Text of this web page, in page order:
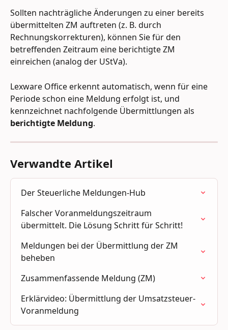
Sollten nachträgliche Änderungen zu einer bereits
übermittelten ZM auftreten (z. B. durch
Rechnungskorrekturen), können Sie für den
betreffenden Zeitraum eine berichtigte ZM
einreichen (analog der UStVa).
Lexware Office erkennt automatisch, wenn für eine
Periode schon eine Meldung erfolgt ist, und
kennzeichnet nachfolgende Übermittlungen als
berichtigte Meldung.
Verwandte Artikel
Der Steuerliche Meldungen-Hub
Falscher Voranmeldungszeitraum
übermittelt. Die Lösung Schritt für Schritt!
Meldungen bei der Übermittlung der ZM
beheben
Zusammenfassende Meldung (ZM)
Erklärvideo: Übermittlung der Umsatzsteuer-
Voranmeldung